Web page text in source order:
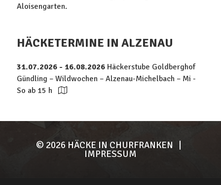
Aloisengarten.
HÄCKETERMINE IN ALZENAU
31.07.2026 - 16.08.2026Häckerstube Goldberghof
Gündling – Wildwochen – Alzenau-Michelbach – Mi -
So ab 15 h
© 2026 HÄCKE IN CHURFRANKEN |
IMPRESSUM